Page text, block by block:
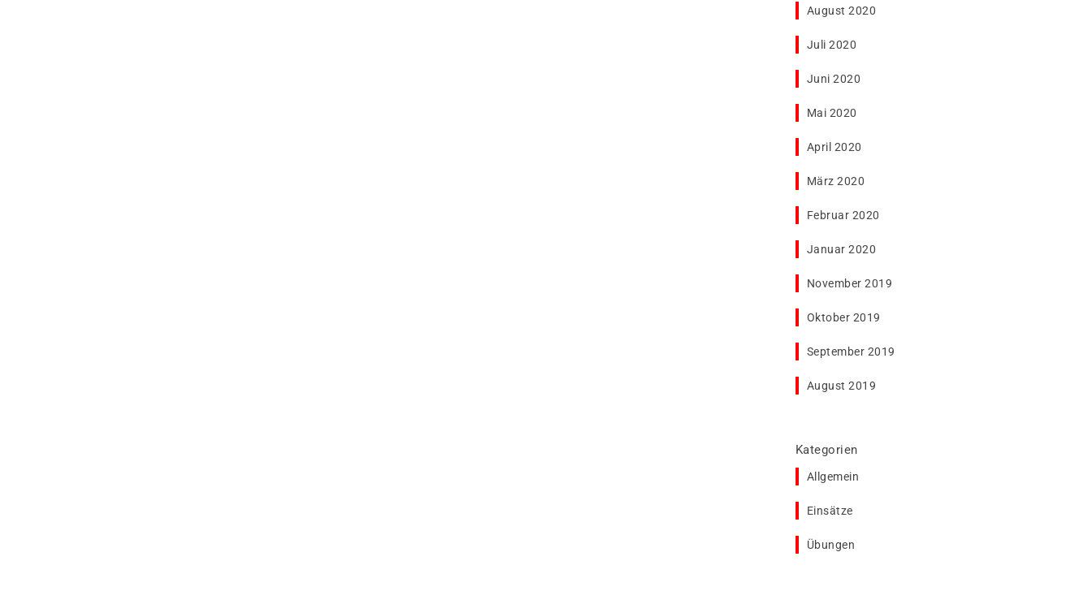
August 2020
Juli 2020
Juni 2020
Mai 2020
April 2020
März 2020
Februar 2020
Januar 2020
November 2019
Oktober 2019
September 2019
August 2019
Kategorien
Allgemein
Einsätze
Übungen